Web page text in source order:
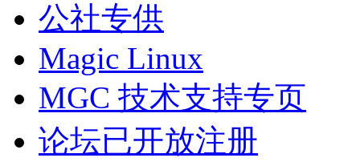
公社专供
Magic Linux
MGC 技术支持专页
论坛已开放注册